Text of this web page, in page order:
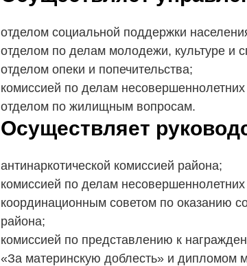
отделом социальной поддержки
отделом по делам молодежи, культуре и
отделом опеки и попечительства;
комиссией по делам
отделом по жилищным вопросам.
Осуществляет
антинаркотической комиссией района;
комиссией по делам
координационным советом по оказанию
района;
комиссией по представлению к
«За материнскую доблесть» и дипломом